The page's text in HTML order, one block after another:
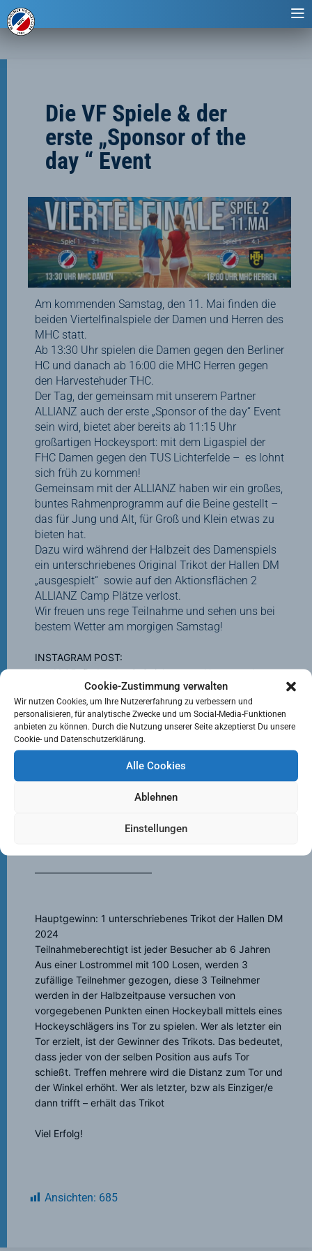
Cookie-Zustimmung verwalten
Wir nutzen Cookies, um Ihre Nutzererfahrung zu verbessern und
personalisieren, für analytische Zwecke und um Social-Media-Funktionen
anbieten zu können. Durch die Nutzung unserer Seite akzeptierst Du unsere
Cookie- und Datenschutzerklärung.
Alle Cookies
Ablehnen
Einstellungen
Die VF Spiele & der
erste „Sponsor of the
day “ Event
Am kommenden Samstag, den 11. Mai finden die
beiden Viertelfinalspiele der Damen und Herren des
MHC statt.
Ab 13:30 Uhr spielen die Damen gegen den Berliner
HC und danach ab 16:00 die MHC Herren gegen
den Harvestehuder THC.
Der Tag, der gemeinsam mit unserem Partner
ALLIANZ auch der erste „Sponsor of the day“ Event
sein wird, bietet aber bereits ab 11:15 Uhr
großartigen Hockeysport: mit dem Ligaspiel der
FHC Damen gegen den TUS Lichterfelde – es lohnt
sich früh zu kommen!
Gemeinsam mit der ALLIANZ haben wir ein großes,
buntes Rahmenprogramm auf die Beine gestellt –
das für Jung und Alt, für Groß und Klein etwas zu
bieten hat.
Dazu wird während der Halbzeit des Damenspiels
ein unterschriebenes Original Trikot der Hallen DM
„ausgespielt“ sowie auf den Aktionsflächen 2
ALLIANZ Camp Plätze verlost.
Wir freuen uns rege Teilnahme und sehen uns bei
bestem Wetter am morgigen Samstag!
INSTAGRAM POST:
Am 11.05. findet das 2. Spiel unserer Herren und
Damen in den Playoffs statt. Gemeinsam mit unserem
Spieltagspräsenter@allianz_deutschlandgeben wir
euch vorab die Möglichkeit, ein unterschriebenes
MHC-Trikot zu gewinnen! Schreibt dafür ganz einfach
einen Kommentar, mit wem ihr das Spiel vor Ort
schauen werdet und markiert die Person.
Wir sehen uns am Samstag und freuen uns auf eure
————————————
Hauptgewinn: 1 unterschriebenes Trikot der Hallen DM
2024
Teilnahmeberechtigt ist jeder Besucher ab 6 Jahren
Aus einer Lostrommel mit 100 Losen, werden 3
zufällige Teilnehmer gezogen, diese 3 Teilnehmer
werden in der Halbzeitpause versuchen von
vorgegebenen Punkten einen Hockeyball mittels eines
Hockeyschlägers ins Tor zu spielen. Wer als letzter ein
Tor erzielt, ist der Gewinner des Trikots. Das bedeutet,
dass jeder von der selben Position aus aufs Tor
schießt. Treffen mehrere wird die Distanz zum Tor und
der Winkel erhöht. Wer als letzter, bzw als Einziger/e
dann trifft – erhält das Trikot
Viel Erfolg!
Ansichten: 685